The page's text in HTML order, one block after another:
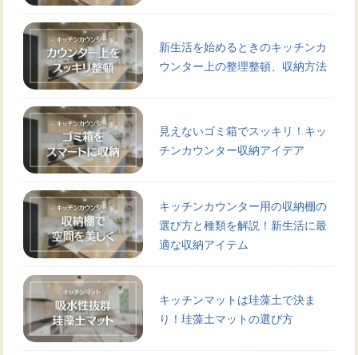
新生活を始めるときのキッチンカ
ウンター上の整理整頓、収納方法
見えないゴミ箱でスッキリ！キッ
チンカウンター収納アイデア
キッチンカウンター用の収納棚の
選び方と種類を解説！新生活に最
適な収納アイテム
キッチンマットは珪藻土で決ま
り！珪藻土マットの選び方